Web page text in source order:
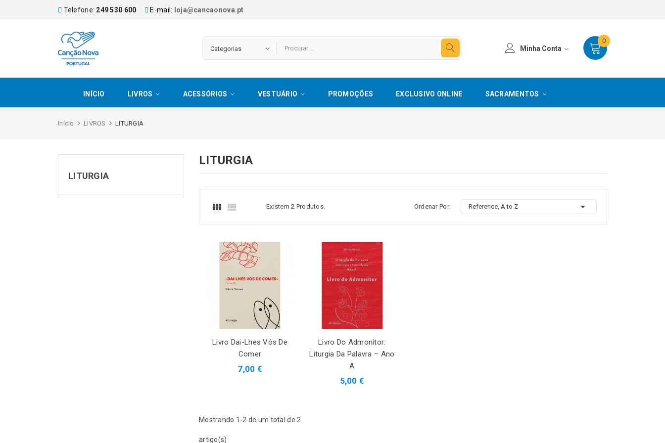
Telefone: 249 530 600 E-mail: loja@cancaonova.pt
0
Minha Conta
INÍCIO LIVROS ACESSÓRIOS VESTUÁRIO PROMOÇÕES EXCLUSIVO ONLINE SACRAMENTOS
Início LIVROS LITURGIA
LITURGIA
LITURGIA
  Existem 2 Produtos. Ordenar Por: Reference, A to Z 
Livro Dai-Lhes Vós De
Comer
7,00 €
Livro Do Admonitor:
Liturgia Da Palavra – Ano
A
5,00 €
Mostrando 1-2 de um total de 2
artigo(s)